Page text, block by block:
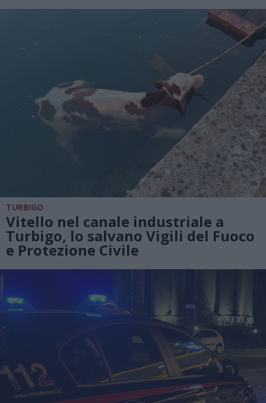
TURBIGO
Vitello nel canale industriale a
Turbigo, lo salvano Vigili del Fuoco
e Protezione Civile